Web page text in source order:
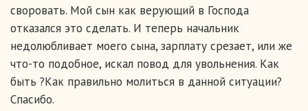
своровать. Мой сын как верующий в Господа
отказался это сделать. И теперь начальник
недолюбливает моего сына, зарплату срезает, или же
что-то подобное, искал повод для увольнения. Как
быть ?Как правильно молиться в данной ситуации?
Спасибо.